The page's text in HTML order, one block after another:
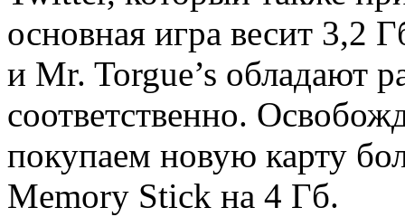
основная игра весит 3,2
и Mr. Torgue’s обладают
соответственно.
покупаем новую карту
Memory Stick на 4 Гб.